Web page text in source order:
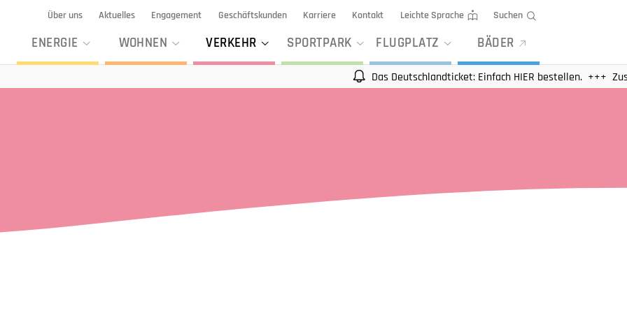
Über uns Aktuelles Engagement Geschäftskunden Karriere Kontakt Leichte Sprache Suchen
ENERGIE WOHNEN VERKEHR SPORTPARK FLUGPLATZ BÄDER
Das Deutschlandticket: Einfach HIER bestellen. Zusätzliche